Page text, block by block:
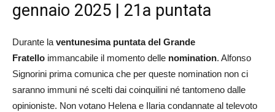
gennaio 2025 | 21a puntata
Durante laventunesima puntata del Grande
Fratello immancabile il momento delle nomination. Alfonso
Signorini prima comunica che per queste nomination non ci
saranno immuni né scelti dai coinquilini né tantomeno dalle
opinioniste. Non votano Helena e Ilaria condannate al televoto